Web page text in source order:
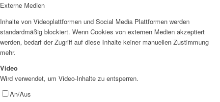
Externe Medien
Inhalte von Videoplattformen und Social Media Plattformen werden
standardmäßig blockiert. Wenn Cookies von externen Medien akzeptiert
werden, bedarf der Zugriff auf diese Inhalte keiner manuellen Zustimmung
mehr.
Video
Wird verwendet, um Video-Inhalte zu entsperren.
An/Aus